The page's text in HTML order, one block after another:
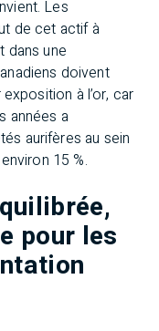
Les
de cet actif à
dans une
doivent
à l’or, car
années a
aurifères au sein
15 %.
pour les